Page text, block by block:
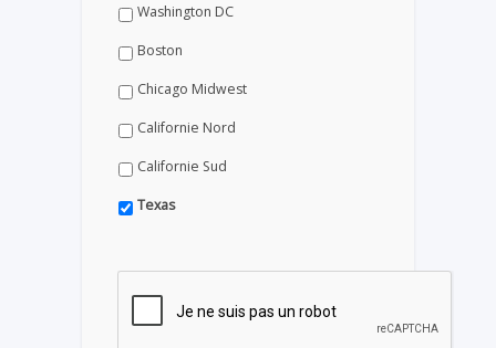
Washington DC
Boston
Chicago Midwest
Californie Nord
Californie Sud
Texas